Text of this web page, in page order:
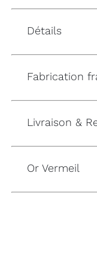
Détails
Fabrication
Livraison &
Or Vermeil